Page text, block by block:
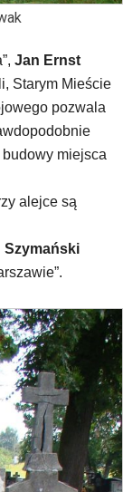
Jan Ernst
Starym Mieście
pozwala
miejsca
alejce są
Szymański